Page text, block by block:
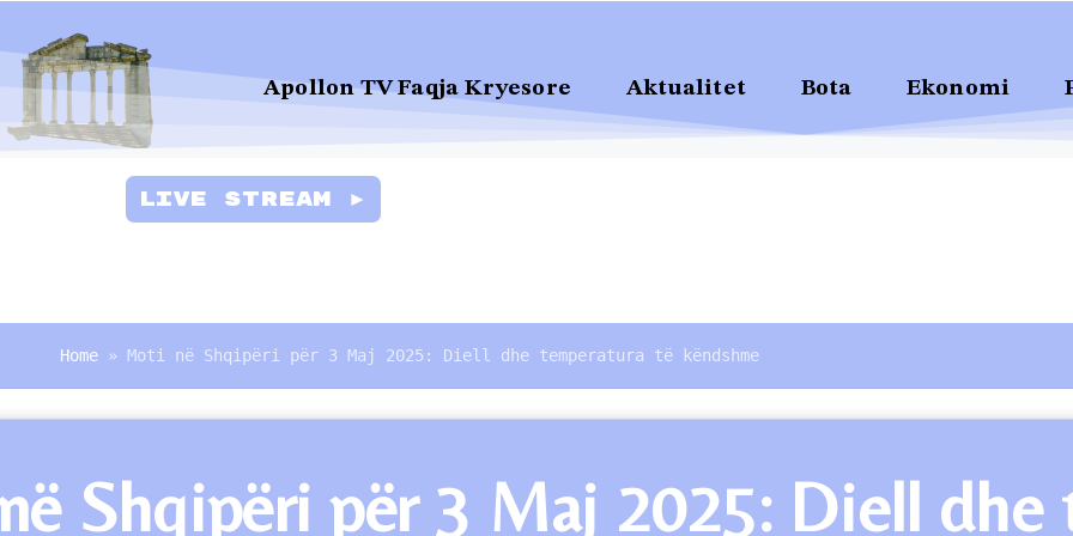
Apollon TV Faqja Kryesore Aktualitet Bota Ekonomi
Live Stream ►
Home » Moti në Shqipëri për 3 Maj 2025: Diell dhe temperatura të këndshme
Shqipëri për 3 Maj 2025: Diell dhe